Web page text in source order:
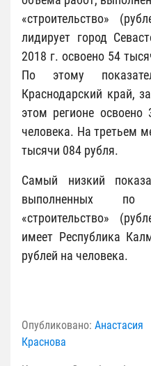
«строительство»
лидирует город
2018 г. освоено 54
По этому
Краснодарский край,
этом регионе
человека. На третьем
тысячи 084 рубля.
Самый низкий
выполненных по
«строительство»
имеет Республика
рублей на человека.
Опубликовано: Анастасия
Краснова